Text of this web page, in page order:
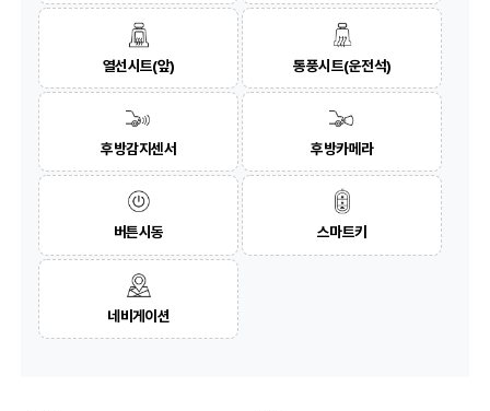
열선시트(앞) 통풍시트(운전석)
후방감지센서 후방카메라
버튼시동 스마트키
네비게이션